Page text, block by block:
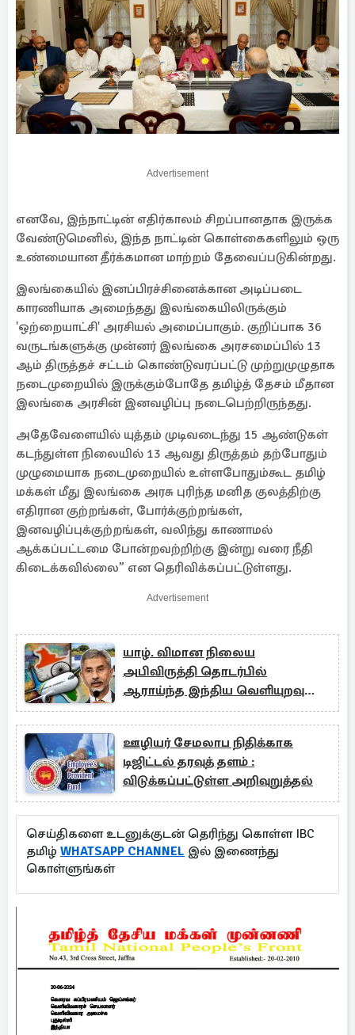
Advertisement
எனவே, இந்நாட்டின் எதிர்காலம் சிறப்பானதாக இருக்க
வேண்டுமெனில், இந்த நாட்டின் கொள்கைகளிலும் ஒரு
உண்மையான தீர்க்கமான மாற்றம் தேவைப்படுகின்றது.
இலங்கையில் இனப்பிரச்சினைக்கான அடிப்படை
காரணியாக அமைந்தது இலங்கையிலிருக்கும்
'ஒற்றையாட்சி' அரசியல் அமைப்பாகும். குறிப்பாக 36
வருடங்களுக்கு முன்னர் இலங்கை அரசமைப்பில் 13
ஆம் திருத்தச் சட்டம் கொண்டுவரப்பட்டு முற்றுமுழுதாக
நடைமுறையில் இருக்கும்போதே தமிழ்த் தேசம் மீதான
இலங்கை அரசின் இனவழிப்பு நடைபெற்றிருந்தது.
அதேவேளையில் யுத்தம் முடிவடைந்து 15 ஆண்டுகள்
கடந்துள்ள நிலையில் 13 ஆவது திருத்தம் தற்போதும்
முழுமையாக நடைமுறையில் உள்ளபோதும்கூட தமிழ்
மக்கள் மீது இலங்கை அரசு புரிந்த மனித குலத்திற்கு
எதிரான குற்றங்கள், போர்க்குற்றங்கள்,
இனவழிப்புக்குற்றங்கள், வலிந்து காணாமல்
ஆக்கப்பட்டமை போன்றவற்றிற்கு இன்று வரை நீதி
கிடைக்கவில்லை” என தெரிவிக்கப்பட்டுள்ளது.
Advertisement
யாழ். விமான நிலைய
அபிவிருத்தி தொடர்பில்
ஆராய்ந்த இந்திய வெளியுறவு
அமைச்சர்
ஊழியர் சேமலாப நிதிக்காக
டிஜிட்டல் தரவுத் தளம் :
விடுக்கப்பட்டுள்ள அறிவுறுத்தல்
செய்திகளை உடனுக்குடன் தெரிந்து கொள்ள IBC
தமிழ் WHATSAPP CHANNEL இல் இணைந்து
கொள்ளுங்கள்